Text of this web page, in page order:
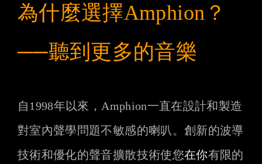
為什麼選擇Amphion？
──聽到更多的音樂
自1998年以來，Amphion一直在設計和製造
對室內聲學問題不敏感的喇叭。創新的波導
技術和優化的聲音擴散技術使您在你有限的